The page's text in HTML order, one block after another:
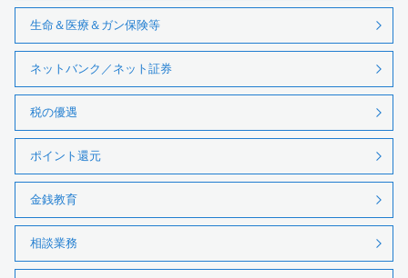
生命＆医療＆ガン保険等
ネットバンク／ネット証券
税の優遇
ポイント還元
金銭教育
相談業務